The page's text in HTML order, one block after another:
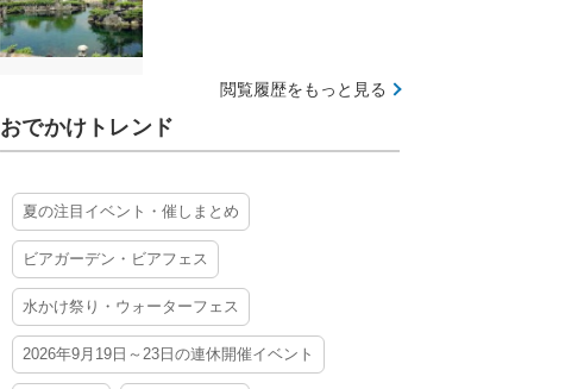
閲覧履歴をもっと見る
おでかけトレンド
夏の注目イベント・催しまとめ
ビアガーデン・ビアフェス
水かけ祭り・ウォーターフェス
2026年9月19日～23日の連休開催イベント